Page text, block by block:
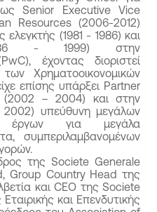
Senior Executive Vice
Resources (2006-2012)
ελεγκτής (1981 - 1986) και
- 1999) στην
έχοντας διοριστεί
Χρηματοοικονομικών
επίσης υπάρξει Partner
(2002 – 2004) και στην
υπεύθυνη μεγάλων
έργων για μεγάλα
συμπεριλαμβανομένων
της Societe Generale
Group Country Head της
και CEO της Societe
και Επενδυτικής